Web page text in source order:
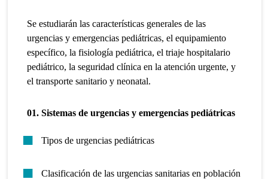
Se estudiarán las características generales de las
urgencias y emergencias pediátricas, el equipamiento
específico, la fisiología pediátrica, el triaje hospitalario
pediátrico, la seguridad clínica en la atención urgente, y
el transporte sanitario y neonatal.
01. Sistemas de urgencias y emergencias pediátricas
Tipos de urgencias pediátricas
Clasificación de las urgencias sanitarias en población